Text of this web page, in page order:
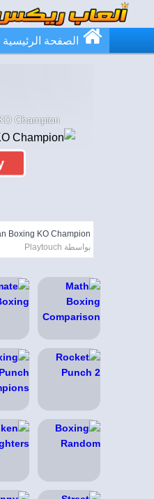
الصفحة الرئيسية
Champion
Boxing KO Champion
بواسطة Playtouch